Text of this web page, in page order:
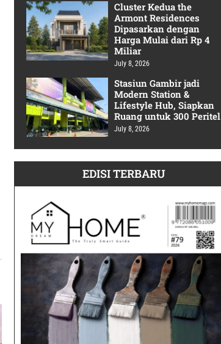
Cluster Kedua the
Armont Residences
Dipasarkan dengan
Harga Mulai dari Rp 4
Miliar
July 8, 2026
Stasiun Gambir jadi
Modern Station &
Lifestyle Hub, Siapkan
Ruang untuk 300 Peritel
July 8, 2026
EDISI TERBARU